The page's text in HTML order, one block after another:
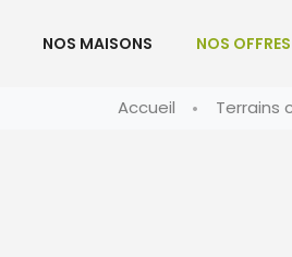
NOS MAISONS NOS OFFRES
Accueil Terrains